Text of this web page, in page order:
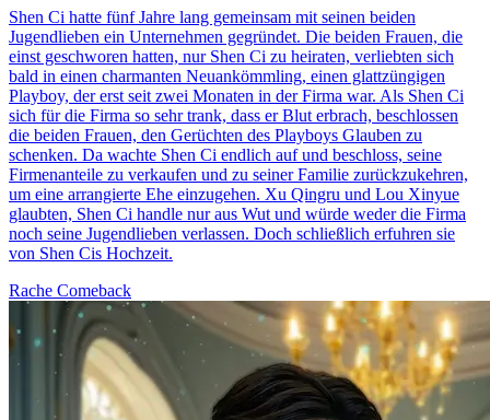
Shen Ci hatte fünf Jahre lang gemeinsam mit seinen beiden
Jugendlieben ein Unternehmen gegründet. Die beiden Frauen, die
einst geschworen hatten, nur Shen Ci zu heiraten, verliebten sich
bald in einen charmanten Neuankömmling, einen glattzüngigen
Playboy, der erst seit zwei Monaten in der Firma war. Als Shen Ci
sich für die Firma so sehr trank, dass er Blut erbrach, beschlossen
die beiden Frauen, den Gerüchten des Playboys Glauben zu
schenken. Da wachte Shen Ci endlich auf und beschloss, seine
Firmenanteile zu verkaufen und zu seiner Familie zurückzukehren,
um eine arrangierte Ehe einzugehen. Xu Qingru und Lou Xinyue
glaubten, Shen Ci handle nur aus Wut und würde weder die Firma
noch seine Jugendlieben verlassen. Doch schließlich erfuhren sie
von Shen Cis Hochzeit.
Rache Comeback